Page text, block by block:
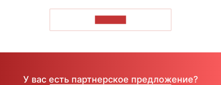
У вас есть партнерское предложение?